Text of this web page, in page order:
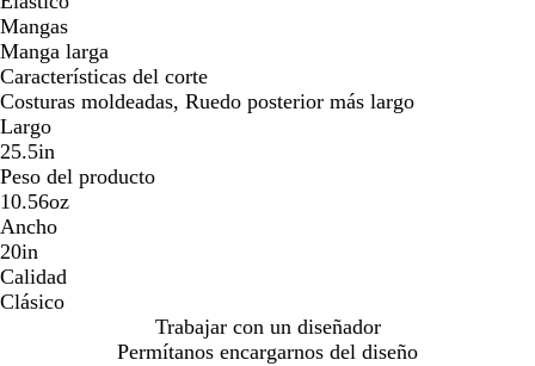
Mangas
Manga larga
Características del corte
Costuras moldeadas, Ruedo posterior más largo
Largo
25.5in
Peso del producto
10.56oz
Ancho
20in
Calidad
Clásico
Trabajar con un diseñador
Permítanos encargarnos del diseño